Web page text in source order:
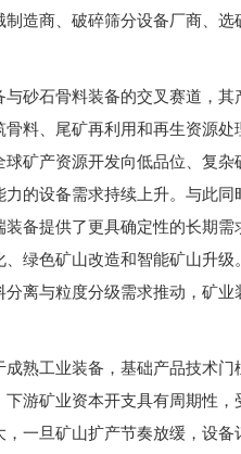
造商、破碎筛分设备厂商、
砂石骨料装备的交叉赛道，其
料、尾矿再利用和再生资源
矿产资源开发向低品位、复
的设备需求持续上升。与此
备提供了更具确定性的长期
绿色矿山改造和智能矿山升
离与粒度分级需求推动，矿
熟工业装备，基础产品技术
游矿业资本开支具有周期性
一旦矿山扩产节奏放缓，设